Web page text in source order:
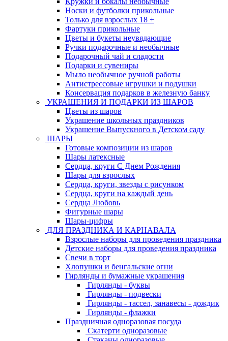
Носки и футболки прикольные
Только для взрослых 18 +
Фартуки прикольные
Цветы и букеты неувядающие
Ручки подарочные и необычные
Подарочный чай и сладости
Подарки и сувениры
Мыло необычное ручной работы
Антистрессовые игрушки и подушки
Консервация подарков в железную банку
УКРАШЕНИЯ И ПОДАРКИ ИЗ ШАРОВ
Цветы из шаров
Украшение школьных праздников
Украшение Выпускного в Детском саду
ШАРЫ
Готовые композиции из шаров
Шары латексные
Сердца, круги С Днем Рождения
Шары для взрослых
Сердца, круги, звезды с рисунком
Сердца, круги на каждый день
Сердца Любовь
Фигурные шары
Шары-цифры
ДЛЯ ПРАЗДНИКА И КАРНАВАЛА
Взрослые наборы для проведения праздника
Детские наборы для проведения праздника
Свечи в торт
Хлопушки и бенгальские огни
Гирлянды и бумажные украшения
Гирлянды - буквы
Гирлянды - подвески
Гирлянды - тассел, занавесы - дождик
Гирлянды - флажки
Праздничная одноразовая посуда
Скатерти одноразовые